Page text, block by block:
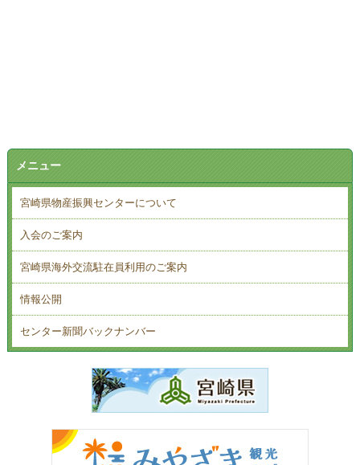
メニュー
宮崎県物産振興センターについて
入会のご案内
宮崎県海外交流駐在員利用のご案内
情報公開
センター新聞バックナンバー